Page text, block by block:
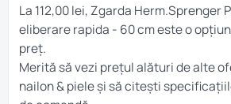
La 112,00 lei, Zgarda Herm.Sprenger
eliberare rapida - 60 cm este o
preț.
Merită să vezi prețul alături de alte
nailon & pieleși să citești